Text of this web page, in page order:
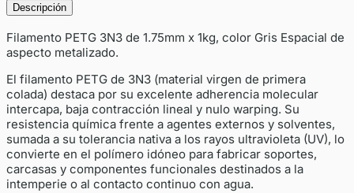
Descripción
Filamento PETG 3N3 de 1.75mm x 1kg, color Gris Espacial de
aspecto metalizado.
El filamento PETG de 3N3 (material virgen de primera
colada) destaca por su excelente adherencia molecular
intercapa, baja contracción lineal y nulo warping. Su
resistencia química frente a agentes externos y solventes,
sumada a su tolerancia nativa a los rayos ultravioleta (UV), lo
convierte en el polímero idóneo para fabricar soportes,
carcasas y componentes funcionales destinados a la
intemperie o al contacto continuo con agua.